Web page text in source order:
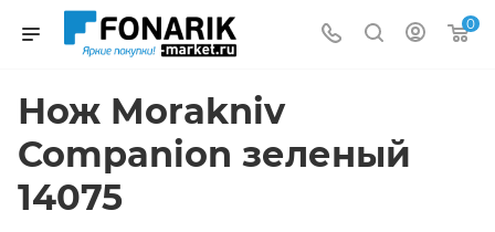
0
Нож Morakniv
Companion зеленый
14075